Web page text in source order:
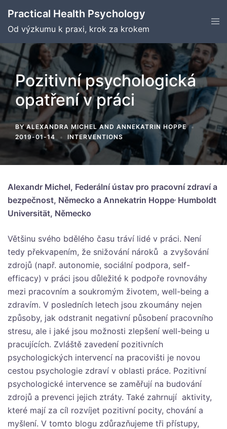
content
Practical Health Psychology
Od výzkumu k praxi, krok za krokem
Pozitivní psychologická
opatření v práci
BYALEXANDRA MICHEL AND ANNEKATRIN HOPPE
2019-01-14
INTERVENTIONS
Alexandr Michel, Federální ústav pro pracovní zdraví a
bezpečnost, Německo a Annekatrin Hoppe, Humboldt
Universität, Německo
Většinu svého bdělého času tráví lidé v práci. Není
tedy překvapením, že snižování nároků a zvyšování
zdrojů (např. autonomie, sociální podpora, self-
efficacy) v práci jsou důležité k podpoře rovnováhy
mezi pracovním a soukromým životem, well-being a
zdravím. V posledních letech jsou zkoumány nejen
způsoby, jak odstranit negativní působení pracovního
stresu, ale i jaké jsou možnosti zlepšení well-being u
pracujících. Zvláště zavedení pozitivních
psychologických intervencí na pracovišti je novou
cestou psychologie zdraví v oblasti práce. Pozitivní
psychologické intervence se zaměřují na budování
zdrojů a prevenci jejich ztráty. Také zahrnují aktivity,
které mají za cíl rozvíjet pozitivní pocity, chování a
myšlení. V tomto blogu zdůrazňujeme tři přístupy,